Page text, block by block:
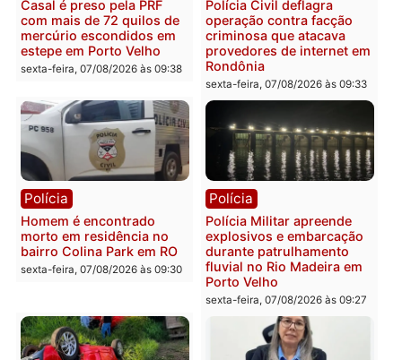
sexta-feira, 07/08/2026 às 18:49
Polícia
2 MILHÕES – Unnesa
apresenta documentos
que comprovam
transparência e legalidade
na operação alvo da PF
sexta-feira, 07/08/2026 às 12:24
Polícia
Polícia Federal apreende
400 quilos de drogas e
prende motorista em RO
sexta-feira, 07/08/2026 às